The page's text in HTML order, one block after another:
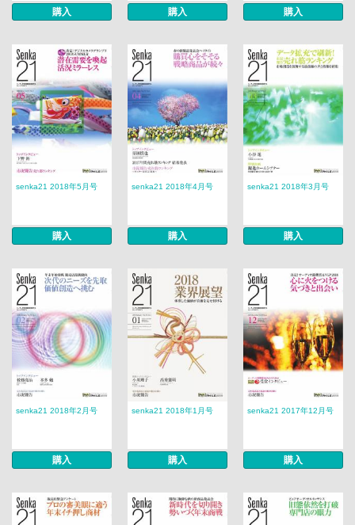
購入 購入 購入
senka21 2018年5月号
購入
senka21 2018年4月号
購入
senka21 2018年3月号
購入
senka21 2018年2月号
購入
senka21 2018年1月号
購入
senka21 2017年12月号
購入